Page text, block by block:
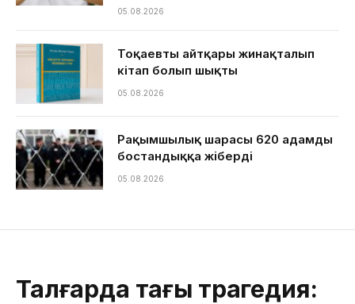
05.08.2026
Тоқаевтың айтқары жинақталып
кітап болып шықты
05.08.2026
Рақымшылық шарасы 620 адамды
бостандыққа жіберді
05.08.2026
Талғарда тағы трагедия: